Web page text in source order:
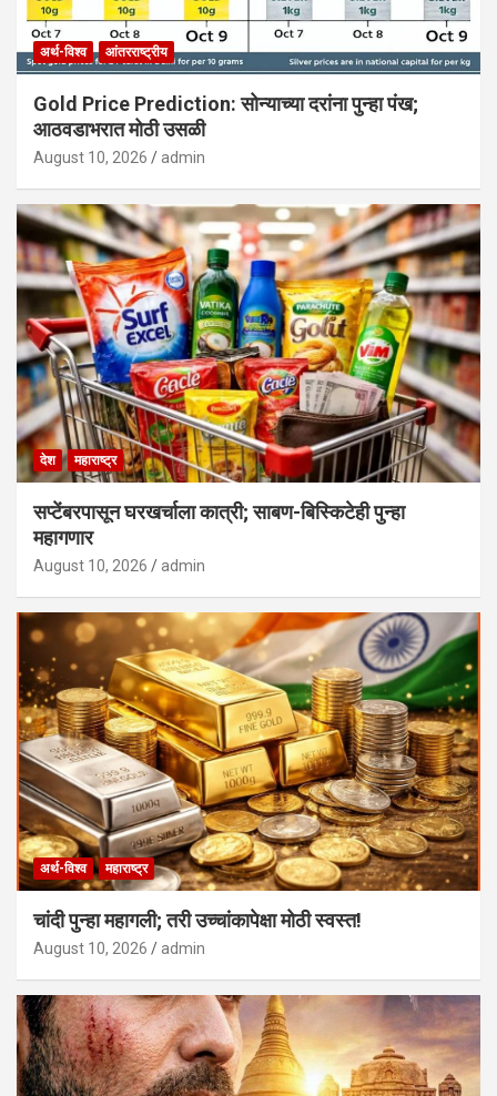
अर्थ-विश्व आंतरराष्ट्रीय
Gold Price Prediction: सोन्याच्या दरांना पुन्हा पंख;
आठवडाभरात मोठी उसळी
August 10, 2026 admin
देश महाराष्ट्र
सप्टेंबरपासून घरखर्चाला कात्री; साबण-बिस्किटेही पुन्हा
महागणार
August 10, 2026 admin
अर्थ-विश्व महाराष्ट्र
चांदी पुन्हा महागली; तरी उच्चांकापेक्षा मोठी स्वस्त!
August 10, 2026 admin